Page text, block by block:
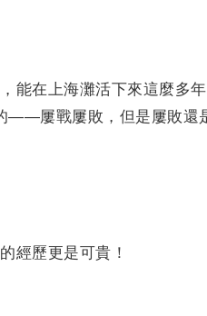
能在上海灘活下來這麼多
——屢戰屢敗，但是屢敗還
經歷更是可貴！